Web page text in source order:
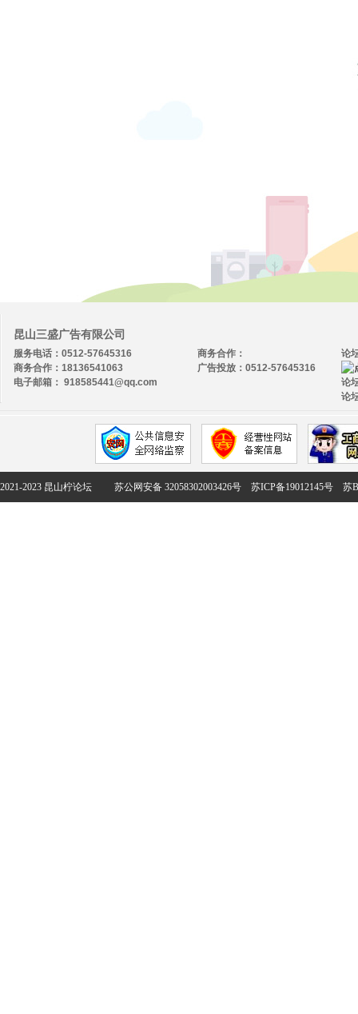
昆山三盛广告有限公司
服务电话：0512-57645316
商务合作：18136541063
电子邮箱： 918585441@qq.com
论
论
论
商务合作：
广告投放：0512-57645316
2021-2023 昆山柠论坛 苏公网安备 32058302003426号 苏ICP备19012145号 苏